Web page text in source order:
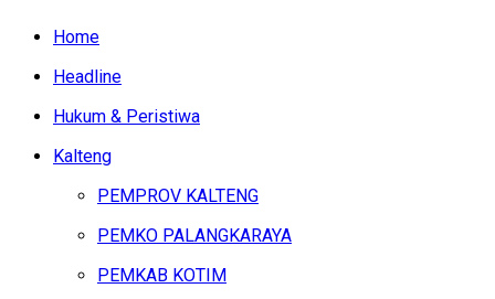
Home
Headline
Hukum & Peristiwa
Kalteng
PEMPROV KALTENG
PEMKO PALANGKARAYA
PEMKAB KOTIM